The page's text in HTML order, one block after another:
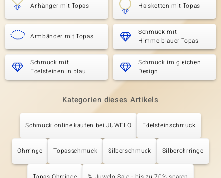
Anhänger mit Topas Halsketten mit Topas
Armbänder mit Topas
Schmuck mit
Himmelblauer Topas
Schmuck mit
Edelsteinen in blau
Schmuck im gleichen
Design
Kategorien dieses Artikels
Schmuck online kaufen bei JUWELO Edelsteinschmuck
Ohrringe Topasschmuck Silberschmuck Silberohrringe